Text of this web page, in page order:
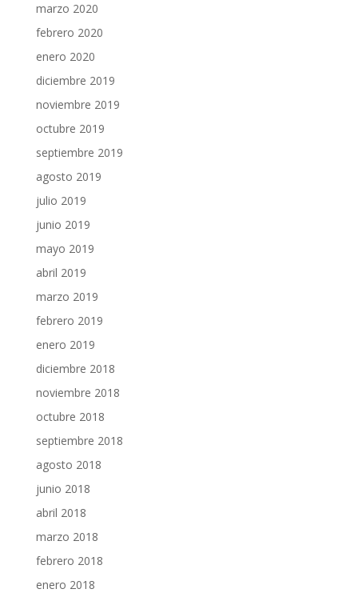
marzo 2020
febrero 2020
enero 2020
diciembre 2019
noviembre 2019
octubre 2019
septiembre 2019
agosto 2019
julio 2019
junio 2019
mayo 2019
abril 2019
marzo 2019
febrero 2019
enero 2019
diciembre 2018
noviembre 2018
octubre 2018
septiembre 2018
agosto 2018
junio 2018
abril 2018
marzo 2018
febrero 2018
enero 2018